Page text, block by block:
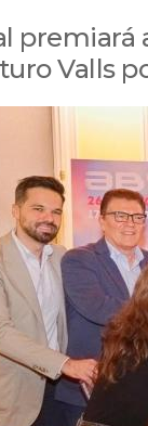
premiará
Valls